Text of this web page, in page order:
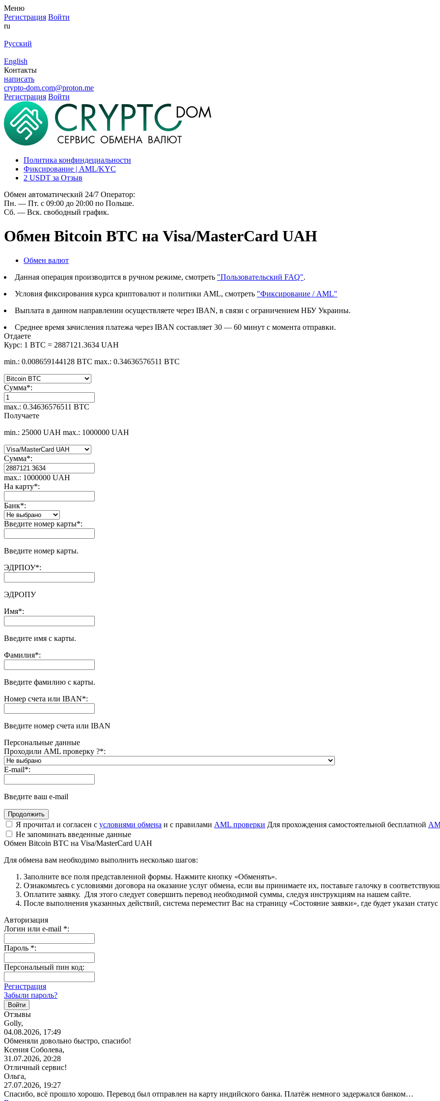
Меню
Регистрация Войти
ru
Русский
English
Контакты
написать
crypto-dom.com@proton.me
Регистрация Войти
Политика конфиндециальности
Фиксирование | AML/KYC
2 USDT за Отзыв
Обмен автоматический 24/7 Оператор:
Пн. — Пт. с 09:00 до 20:00 по Польше.
Сб. — Вск. свободный график.
Обмен Bitcoin BTC на Visa/MasterCard UAH
Обмен валют
Данная операция производится в ручном режиме, смотреть "Пользовательский FAQ".
Условия фиксирования курса криптовалют и политики AML, смотреть "Фиксирование / AML"
Выплата в данном направлении осуществляете через IBAN, в связи с ограничением НБУ Украины.
Среднее время зачисления платежа через IBAN составляет 30 — 60 минут с момента отправки.
Отдаете
Курс: 1 BTC = 2887121.3634 UAH
min.: 0.008659144128 BTC max.: 0.34636576511 BTC
Сумма*:
max.: 0.34636576511 BTC
Получаете
min.: 25000 UAH max.: 1000000 UAH
Сумма*:
max.: 1000000 UAH
На карту*:
Банк*:
Введите номер карты*:
Введите номер карты.
ЭДРПОУ*:
ЭДРОПУ
Имя*:
Введите имя с карты.
Фамилия*:
Введите фамилию с карты.
Номер счета или IBAN*:
Введите номер счета или IBAN
Персональные данные
Проходили AML проверку ?*:
E-mail*:
Введите ваш e-mail
Я прочитал и согласен с условиями обмена и с правилами AML проверки Для прохождения самостоятельной бесплатной
Не запоминать введенные данные
Обмен Bitcoin BTC на Visa/MasterCard UAH
Для обмена вам необходимо выполнить несколько шагов:
Заполните все поля представленной формы. Нажмите кнопку «Обменять».
Ознакомьтесь с условиями договора на оказание услуг обмена, если вы принимаете их, поставьте галочку в
Оплатите заявку. Для этого следует совершить перевод необходимой суммы, следуя инструкциям на нашем сайте.
После выполнения указанных действий, система переместит Вас на страницу «Состояние заявки», где будет указан
Авторизация
Логин или e-mail *:
Пароль *:
Персональный пин код:
Регистрация
Забыли пароль?
Отзывы
Golly,
04.08.2026, 17:49
Обменяли довольно быстро, спасибо!
Ксения Соболева,
31.07.2026, 20:28
Отличный сервис!
Ольга,
27.07.2026, 19:27
Спасибо, всё прошло хорошо. Перевод был отправлен на карту индийского банка. Платёж немного задержался банком…